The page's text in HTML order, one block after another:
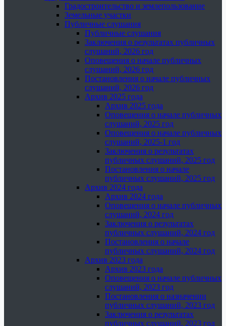
Градостроительство и землепользование
Земельные участки
Публичные слушания
Публичные слушания
Заключения о результатах публичных
слушаний, 2026 год
Оповещения о начале публичных
слушаний, 2026 год
Постановления о начале публичных
слушаний, 2026 год
Архив 2025 года
Архив 2025 года
Оповещения о начале публичных
слушаний, 2025 год
Оповещения о начале публичных
слушаний, 2025-1 год
Заключения о результатах
публичных слушаний, 2025 год
Постановления о начале
публичных слушаний, 2025 год
Архив 2024 года
Архив 2024 года
Оповещения о начале публичных
слушаний, 2024 год
Заключения о результатах
публичных слушаний, 2024 год
Постановления о начале
публичных слушаний, 2024 год
Архив 2023 года
Архив 2023 года
Оповещения о начале публичных
слушаний, 2023 год
Постановления о назначении
публичных слушаний, 2023 год
Заключения о результатах
публичных слушаний, 2023 год